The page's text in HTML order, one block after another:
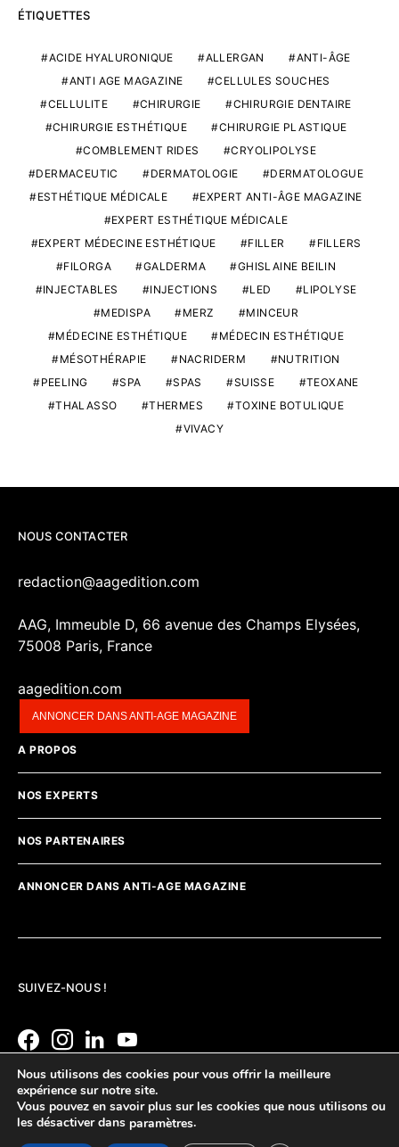
ÉTIQUETTES
ACIDE HYALURONIQUE ALLERGAN
ANTI-ÂGE
ANTI AGE MAGAZINE
CELLULES SOUCHES
CELLULITE
CHIRURGIE
CHIRURGIE DENTAIRE
CHIRURGIE ESTHÉTIQUE
CHIRURGIE PLASTIQUE
COMBLEMENT RIDES
CRYOLIPOLYSE
DERMACEUTIC
DERMATOLOGIE
DERMATOLOGUE
ESTHÉTIQUE MÉDICALE
EXPERT ANTI-ÂGE MAGAZINE
EXPERT ESTHÉTIQUE MÉDICALE
EXPERT MÉDECINE ESTHÉTIQUE
FILLER
FILLERS
FILORGA
GALDERMA
GHISLAINE BEILIN
INJECTABLES
INJECTIONS LED
LIPOLYSE
MEDISPA
MERZ
MINCEUR
MÉDECINE ESTHÉTIQUE
MÉDECIN ESTHÉTIQUE
MÉSOTHÉRAPIE
NACRIDERM
NUTRITION
PEELING
SPA SPAS SUISSE
TEOXANE
THALASSO
THERMES
TOXINE BOTULIQUE
VIVACY
NOUS CONTACTER
redaction@aagedition.com
AAG, Immeuble D, 66 avenue des Champs Elysées,
75008 Paris, France
aagedition.com
ANNONCER DANS ANTI-AGE MAGAZINE
A PROPOS
NOS EXPERTS
NOS PARTENAIRES
ANNONCER DANS ANTI-AGE MAGAZINE
SUIVEZ-NOUS !
Nous utilisons des cookies pour vous offrir la meilleure
expérience sur notre site.
Vous pouvez en savoir plus sur les cookies que nous utilisons ou
les désactiver dans paramètres.